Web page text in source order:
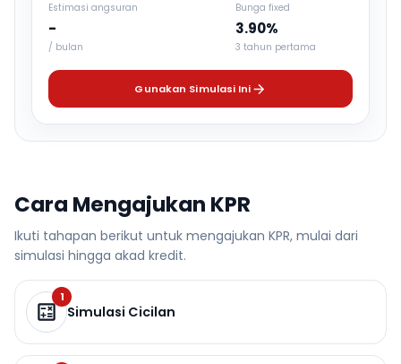
Estimasi angsuran
-
/ bulan
Bunga fixed
3.90%
3 tahun pertama
Gunakan Simulasi Ini
Cara Mengajukan KPR
Ikuti tahapan berikut untuk mengajukan KPR, mulai dari
simulasi hingga akad kredit.
1
Simulasi Cicilan